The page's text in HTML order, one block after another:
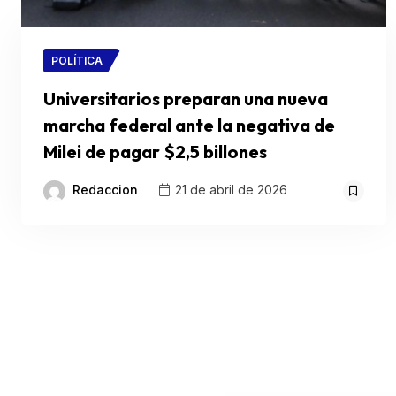
POLÍTICA
Universitarios preparan una nueva
marcha federal ante la negativa de
Milei de pagar $2,5 billones
Redaccion 21 de abril de 2026